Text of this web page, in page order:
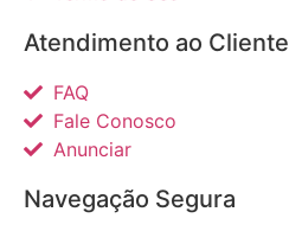
Atendimento ao Cliente
FAQ
Fale Conosco
Anunciar
Navegação Segura